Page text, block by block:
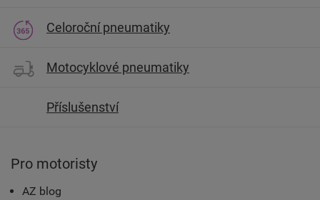
Celoroční pneumatiky
Motocyklové pneumatiky
Příslušenství
Pro motoristy
AZ blog